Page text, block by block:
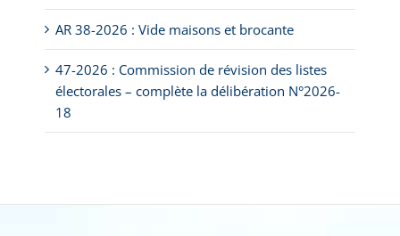
AR 38-2026 : Vide maisons et brocante
47-2026 : Commission de révision des listes
électorales – complète la délibération N°2026-
18